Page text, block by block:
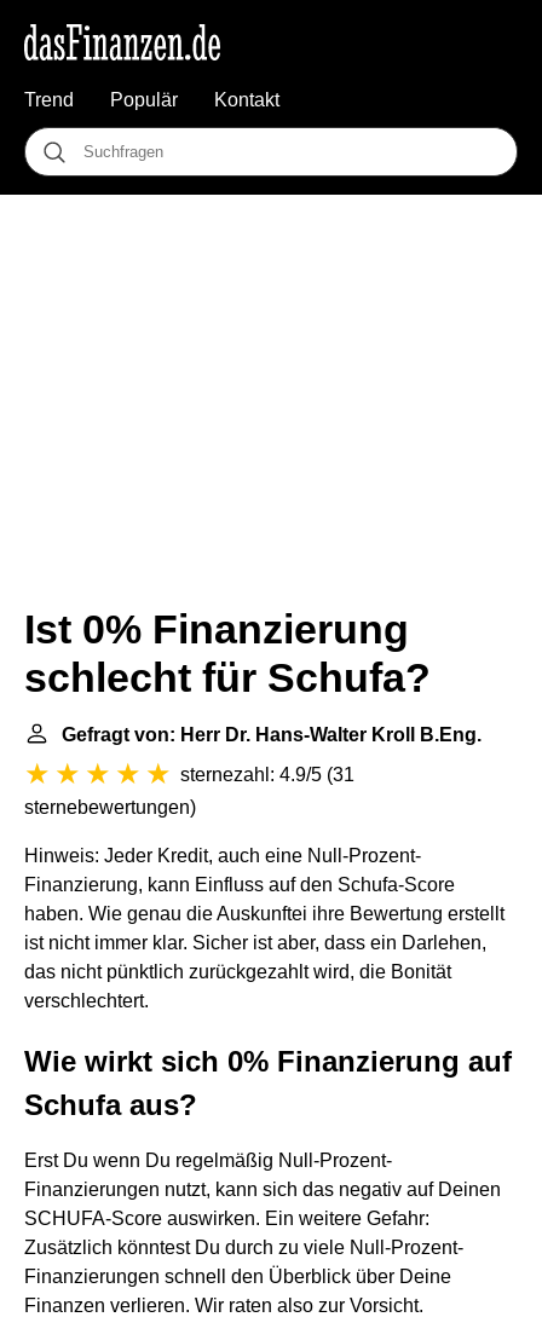
Trend Populär Kontakt
Ist 0% Finanzierung
schlecht für Schufa?
Gefragt von: Herr Dr. Hans-Walter Kroll B.Eng.
sternezahl: 4.9/5 (31
sternebewertungen)
Hinweis: Jeder Kredit, auch eine Null-Prozent-
Finanzierung, kann Einfluss auf den Schufa-Score
haben. Wie genau die Auskunftei ihre Bewertung erstellt
ist nicht immer klar. Sicher ist aber, dass ein Darlehen,
das nicht pünktlich zurückgezahlt wird, die Bonität
verschlechtert.
Wie wirkt sich 0% Finanzierung auf
Schufa aus?
Erst Du wenn Du regelmäßig Null-Prozent-
Finanzierungen nutzt, kann sich das negativ auf Deinen
SCHUFA-Score auswirken. Ein weitere Gefahr:
Zusätzlich könntest Du durch zu viele Null-Prozent-
Finanzierungen schnell den Überblick über Deine
Finanzen verlieren. Wir raten also zur Vorsicht.